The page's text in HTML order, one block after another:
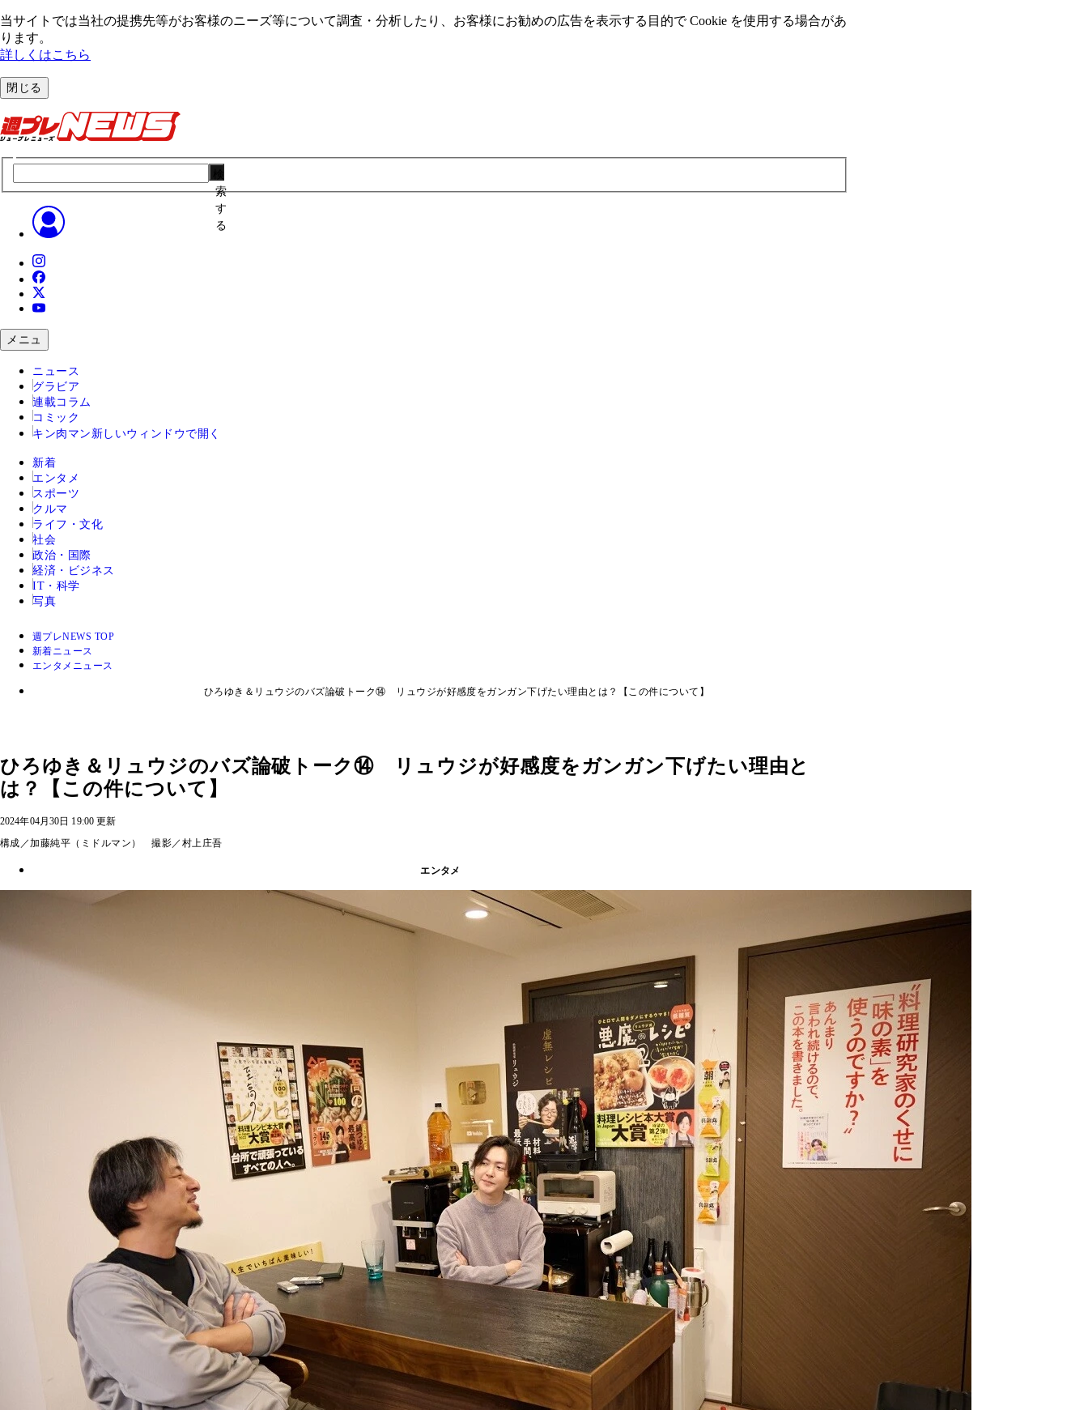
当サイトでは当社の提携先等がお客様のニーズ等について調査・分析したり、お客様にお勧めの広告を表⽰する⽬的で Cookie を使⽤する場合があ
ります。
詳しくはこちら
閉じる
索
す
る
メニュ
ニュース
グラビア
連載コラム
コミック
キン肉マン 新しいウィンドウで開く
新着
エンタメ
スポーツ
クルマ
ライフ・文化
社会
政治・国際
経済・ビジネス
IT・科学
写真
週プレNEWS TOP
新着ニュース
エンタメニュース
ひろゆき＆リュウジのバズ論破トーク⑭ リュウジが好感度をガンガン下げたい理由とは？【この件について】
ひろゆき＆リュウジのバズ論破トーク⑭ リュウジが好感度をガンガン下げたい理由と
は？【この件について】
2024年04月30日 19:00 更新
構成／加藤純平（ミドルマン） 撮影／村上庄吾
エンタメ